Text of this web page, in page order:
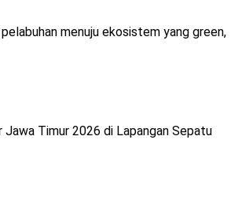
menuju ekosistem yang green,
Jawa Timur 2026 di Lapangan Sepatu